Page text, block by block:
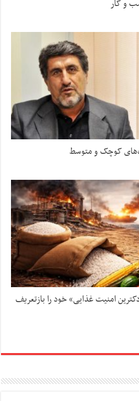
کوچک و متوسط
امنیت غذایی» خود را بازتعریف